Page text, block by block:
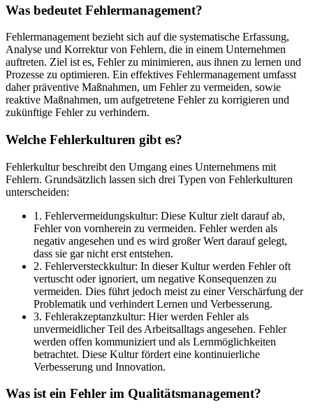
Was bedeutet Fehlermanagement?
Fehlermanagement bezieht sich auf die systematische Erfassung,
Analyse und Korrektur von Fehlern, die in einem Unternehmen
auftreten. Ziel ist es, Fehler zu minimieren, aus ihnen zu lernen und
Prozesse zu optimieren. Ein effektives Fehlermanagement umfasst
daher präventive Maßnahmen, um Fehler zu vermeiden, sowie
reaktive Maßnahmen, um aufgetretene Fehler zu korrigieren und
zukünftige Fehler zu verhindern.
Welche Fehlerkulturen gibt es?
Fehlerkultur beschreibt den Umgang eines Unternehmens mit
Fehlern. Grundsätzlich lassen sich drei Typen von Fehlerkulturen
unterscheiden:
1. Fehlervermeidungskultur: Diese Kultur zielt darauf ab,
Fehler von vornherein zu vermeiden. Fehler werden als
negativ angesehen und es wird großer Wert darauf gelegt,
dass sie gar nicht erst entstehen.
2. Fehlerversteckkultur: In dieser Kultur werden Fehler oft
vertuscht oder ignoriert, um negative Konsequenzen zu
vermeiden. Dies führt jedoch meist zu einer Verschärfung der
Problematik und verhindert Lernen und Verbesserung.
3. Fehlerakzeptanzkultur: Hier werden Fehler als
unvermeidlicher Teil des Arbeitsalltags angesehen. Fehler
werden offen kommuniziert und als Lernmöglichkeiten
betrachtet. Diese Kultur fördert eine kontinuierliche
Verbesserung und Innovation.
Was ist ein Fehler im Qualitätsmanagement?